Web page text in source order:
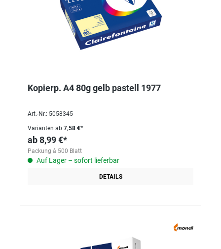
Kopierp. A4 80g gelb pastell 1977
Art.-Nr.: 5058345
Varianten ab 7,58 €*
ab8,99 €*
Packung á 500 Blatt
Auf Lager – sofort lieferbar
DETAILS